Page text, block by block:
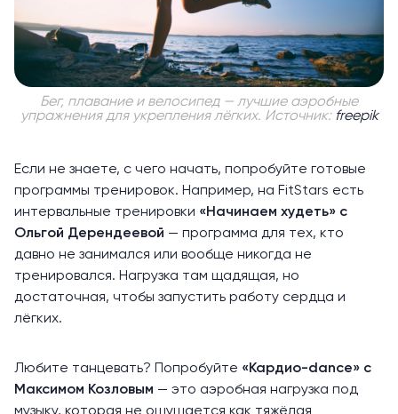
Бег, плавание и велосипед — лучшие аэробные
упражнения для укрепления лёгких. Источник: freepik
Если не знаете, с чего начать, попробуйте готовые
программы тренировок. Например, на FitStars есть
интервальные тренировки «Начинаем худеть» с
Ольгой Дерендеевой — программа для тех, кто
давно не занимался или вообще никогда не
тренировался. Нагрузка там щадящая, но
достаточная, чтобы запустить работу сердца и
лёгких.
Любите танцевать? Попробуйте «Кардио-dance» с
Максимом Козловым — это аэробная нагрузка под
музыку, которая не ощущается как тяжёлая